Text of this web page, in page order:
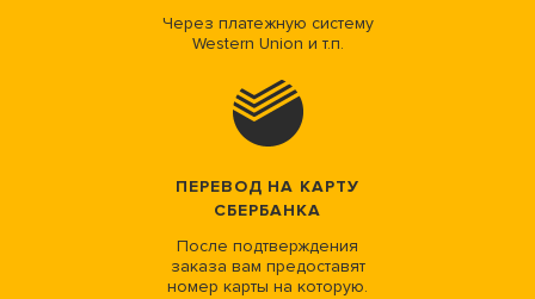
Через платежную систему
Western Union и т.п.
ПЕРЕВОД НА КАРТУ
СБЕРБАНКА
После подтверждения
заказа вам предоставят
номер карты на которую.